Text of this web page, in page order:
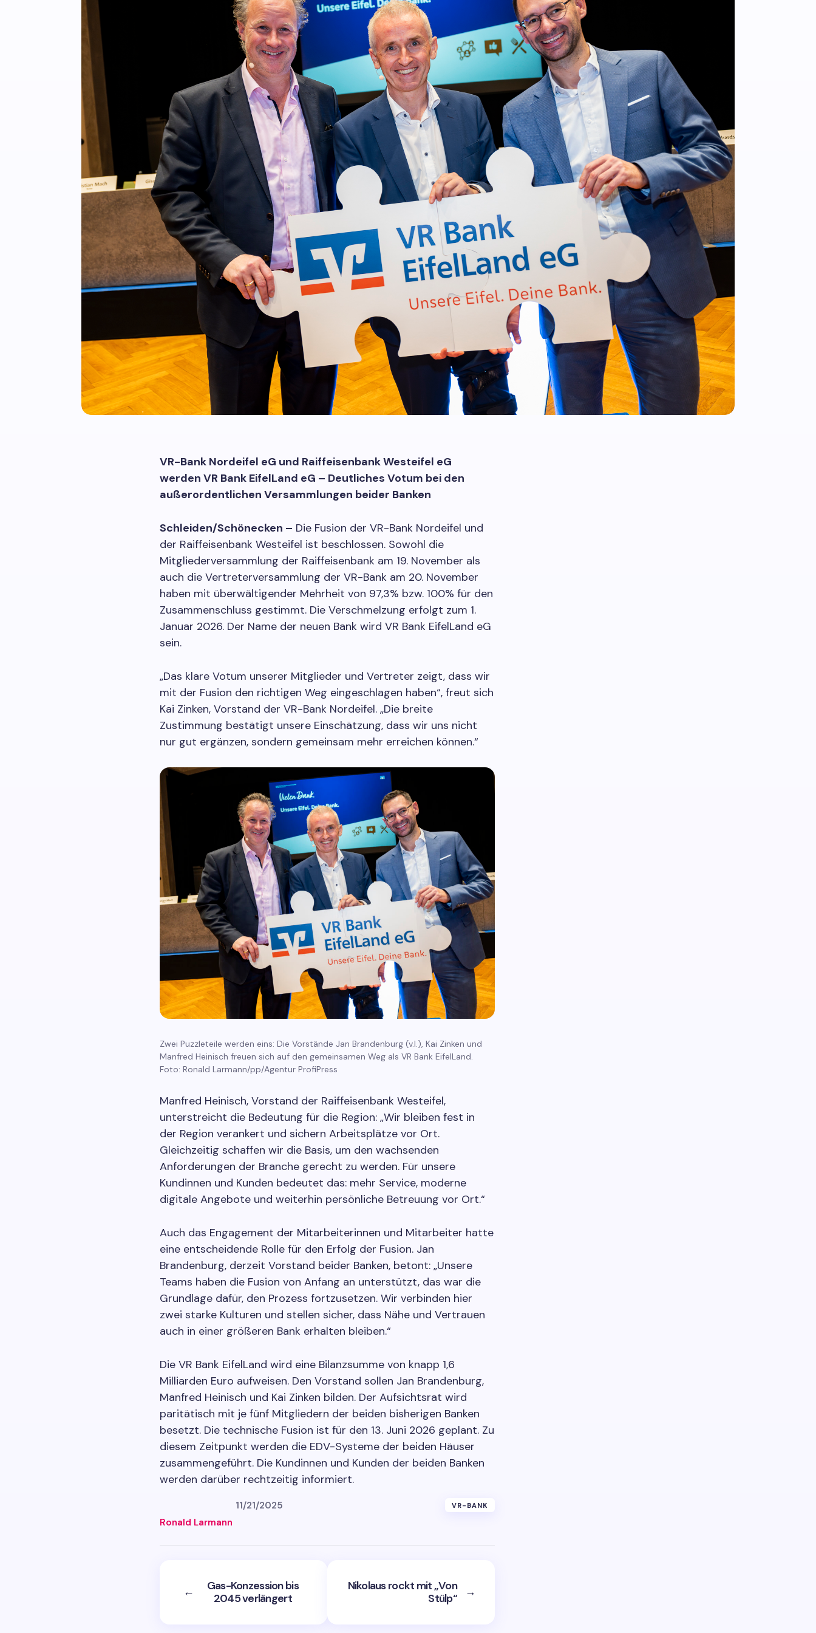
VR-Bank Nordeifel eG und Raiffeisenbank Westeifel eG
werden VR Bank EifelLand eG – Deutliches Votum bei den
außerordentlichen Versammlungen beider Banken
Schleiden/Schönecken – Die Fusion der VR-Bank Nordeifel und
der Raiffeisenbank Westeifel ist beschlossen. Sowohl die
Mitgliederversammlung der Raiffeisenbank am 19. November als
auch die Vertreterversammlung der VR-Bank am 20. November
haben mit überwältigender Mehrheit von 97,3% bzw. 100% für den
Zusammenschluss gestimmt. Die Verschmelzung erfolgt zum 1.
Januar 2026. Der Name der neuen Bank wird VR Bank EifelLand eG
sein.
„Das klare Votum unserer Mitglieder und Vertreter zeigt, dass wir
mit der Fusion den richtigen Weg eingeschlagen haben“, freut sich
Kai Zinken, Vorstand der VR-Bank Nordeifel. „Die breite
Zustimmung bestätigt unsere Einschätzung, dass wir uns nicht
nur gut ergänzen, sondern gemeinsam mehr erreichen können.“
Zwei Puzzleteile werden eins: Die Vorstände Jan Brandenburg (v.l.), Kai Zinken und
Manfred Heinisch freuen sich auf den gemeinsamen Weg als VR Bank EifelLand.
Foto: Ronald Larmann/pp/Agentur ProfiPress
Manfred Heinisch, Vorstand der Raiffeisenbank Westeifel,
unterstreicht die Bedeutung für die Region: „Wir bleiben fest in
der Region verankert und sichern Arbeitsplätze vor Ort.
Gleichzeitig schaffen wir die Basis, um den wachsenden
Anforderungen der Branche gerecht zu werden. Für unsere
Kundinnen und Kunden bedeutet das: mehr Service, moderne
digitale Angebote und weiterhin persönliche Betreuung vor Ort.“
Auch das Engagement der Mitarbeiterinnen und Mitarbeiter hatte
eine entscheidende Rolle für den Erfolg der Fusion. Jan
Brandenburg, derzeit Vorstand beider Banken, betont: „Unsere
Teams haben die Fusion von Anfang an unterstützt, das war die
Grundlage dafür, den Prozess fortzusetzen. Wir verbinden hier
zwei starke Kulturen und stellen sicher, dass Nähe und Vertrauen
auch in einer größeren Bank erhalten bleiben.“
Die VR Bank EifelLand wird eine Bilanzsumme von knapp 1,6
Milliarden Euro aufweisen. Den Vorstand sollen Jan Brandenburg,
Manfred Heinisch und Kai Zinken bilden. Der Aufsichtsrat wird
paritätisch mit je fünf Mitgliedern der beiden bisherigen Banken
besetzt. Die technische Fusion ist für den 13. Juni 2026 geplant. Zu
diesem Zeitpunkt werden die EDV-Systeme der beiden Häuser
zusammengeführt. Die Kundinnen und Kunden der beiden Banken
werden darüber rechtzeitig informiert.
Ronald Larmann
11/21/2025 VR-BANK
←
Gas-Konzession bis
2045 verlängert
Nikolaus rockt mit „Von
Stülp“
→